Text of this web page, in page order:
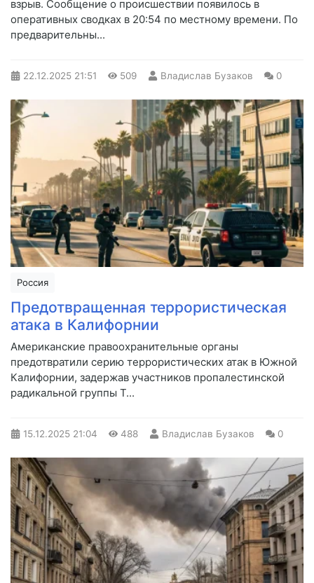
взрыв. Сообщение о происшествии появилось в
оперативных сводках в 20:54 по местному времени. По
предварительны...
22.12.2025 21:51 509 Владислав Бузаков 0
Россия
Предотвращенная террористическая
атака в Калифорнии
Американские правоохранительные органы
предотвратили серию террористических атак в Южной
Калифорнии, задержав участников пропалестинской
радикальной группы T...
15.12.2025 21:04 488 Владислав Бузаков 0